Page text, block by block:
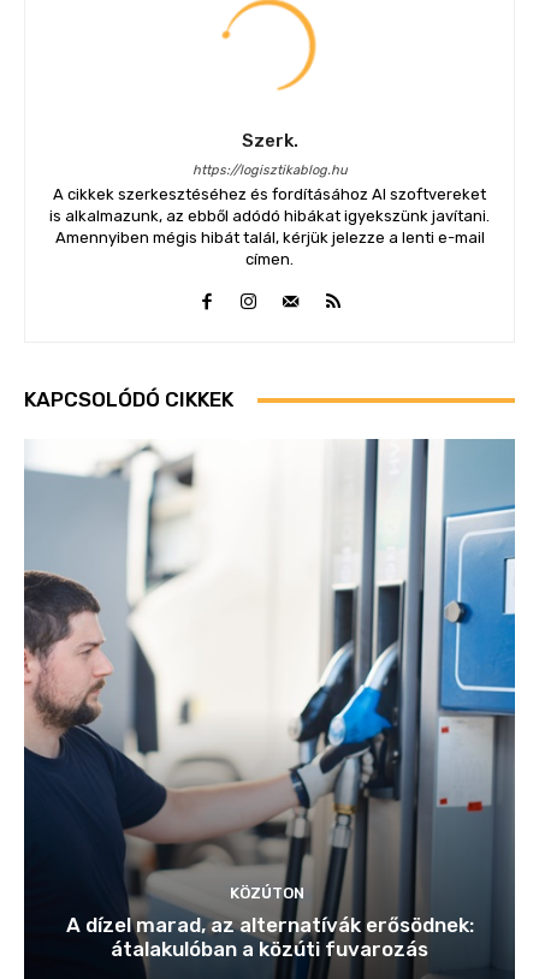
Szerk.
https://logisztikablog.hu
A cikkek szerkesztéséhez és fordításához AI szoftvereket
is alkalmazunk, az ebből adódó hibákat igyekszünk javítani.
Amennyiben mégis hibát talál, kérjük jelezze a lenti e-mail
címen.
KAPCSOLÓDÓ CIKKEK
KÖZÚTON
A dízel marad, az alternatívák erősödnek:
átalakulóban a közúti fuvarozás